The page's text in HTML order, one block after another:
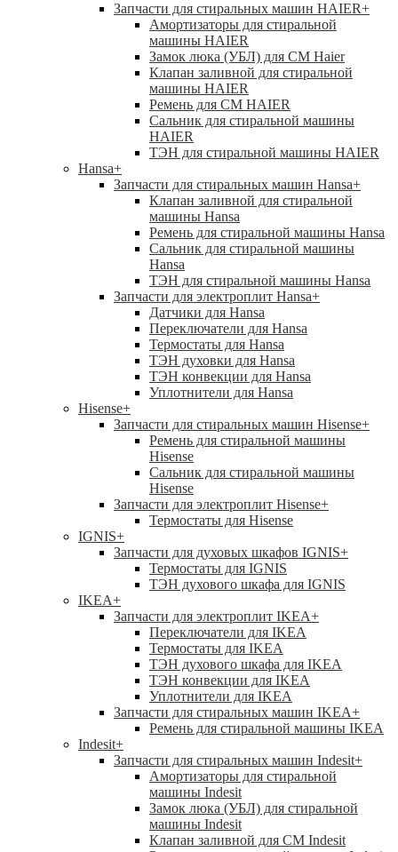
Запчасти для стиральных машин HAIER+
Амортизаторы для стиральной
машины HAIER
Замок люка (УБЛ) для СМ Haier
Клапан заливной для стиральной
машины HAIER
Ремень для СМ HAIER
Сальник для стиральной машины
HAIER
ТЭН для стиральной машины HAIER
Hansa+
Запчасти для стиральных машин Hansa+
Клапан заливной для стиральной
машины Hansa
Ремень для стиральной машины Hansa
Сальник для стиральной машины
Hansa
ТЭН для стиральной машины Hansa
Запчасти для электроплит Hansa+
Датчики для Hansa
Переключатели для Hansa
Термостаты для Hansa
ТЭН духовки для Hansa
ТЭН конвекции для Hansa
Уплотнители для Hansa
Hisense+
Запчасти для стиральных машин Hisense+
Ремень для стиральной машины
Hisense
Сальник для стиральной машины
Hisense
Запчасти для электроплит Hisense+
Термостаты для Hisense
IGNIS+
Запчасти для духовых шкафов IGNIS+
Термостаты для IGNIS
ТЭН духового шкафа для IGNIS
IKEA+
Запчасти для электроплит IKEA+
Переключатели для IKEA
Термостаты для IKEA
ТЭН духового шкафа для IKEA
ТЭН конвекции для IKEA
Уплотнители для IKEA
Запчасти для стиральных машин IKEA+
Ремень для стиральной машины IKEA
Indesit+
Запчасти для стиральных машин Indesit+
Амортизаторы для стиральной
машины Indesit
Замок люка (УБЛ) для стиральной
машины Indesit
Клапан заливной для СМ Indesit